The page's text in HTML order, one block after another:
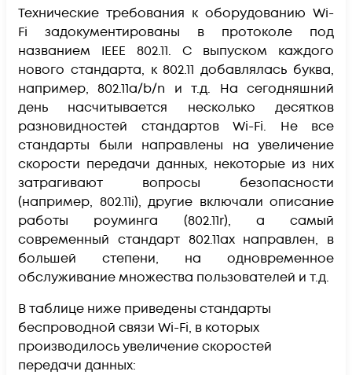
Технические требования к оборудованию Wi-
Fi задокументированы в протоколе под
названием IEEE 802.11. С выпуском каждого
нового стандарта, к 802.11 добавлялась буква,
например, 802.11a/b/n и т.д. На сегодняшний
день насчитывается несколько десятков
разновидностей стандартов Wi-Fi. Не все
стандарты были направлены на увеличение
скорости передачи данных, некоторые из них
затрагивают вопросы безопасности
(например, 802.11i), другие включали описание
работы роуминга (802.11r), а самый
современный стандарт 802.11ax направлен, в
большей степени, на одновременное
обслуживание множества пользователей и т.д.
В таблице ниже приведены стандарты
беспроводной связи Wi-Fi, в которых
производилось увеличение скоростей
передачи данных: